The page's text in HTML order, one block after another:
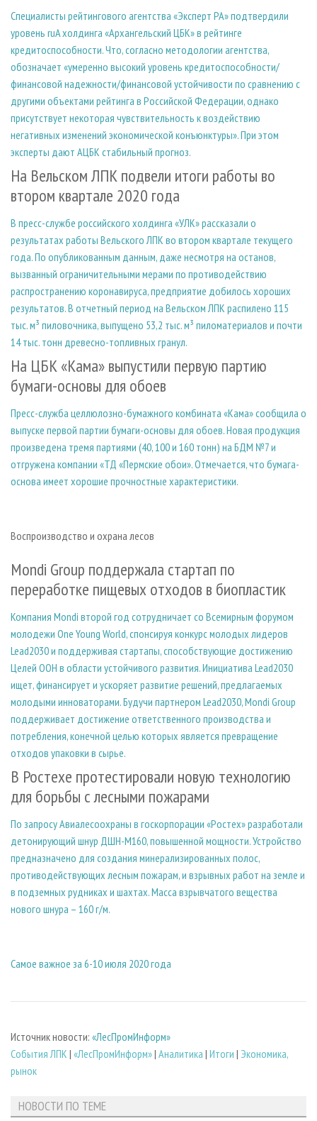
Специалисты рейтингового агентства «Эксперт РА» подтвердили
уровень ruA холдинга «Архангельский ЦБК» в рейтинге
кредитоспособности. Что, согласно методологии агентства,
обозначает «умеренно высокий уровень кредитоспособности/
финансовой надежности/финансовой устойчивости по сравнению с
другими объектами рейтинга в Российской Федерации, однако
присутствует некоторая чувствительность к воздействию
негативных изменений экономической конъюнктуры». При этом
эксперты дают АЦБК стабильный прогноз.
На Вельском ЛПК подвели итоги работы во
втором квартале 2020 года
В пресс-службе российского холдинга «УЛК» рассказали о
результатах работы Вельского ЛПК во втором квартале текущего
года. По опубликованным данным, даже несмотря на останов,
вызванный ограничительными мерами по противодействию
распространению коронавируса, предприятие добилось хороших
результатов. В отчетный период на Вельском ЛПК распилено 115
тыс. м³ пиловочника, выпущено 53,2 тыс. м³ пиломатериалов и почти
14 тыс. тонн древесно-топливных гранул.
На ЦБК «Кама» выпустили первую партию
бумаги-основы для обоев
Пресс-служба целлюлозно-бумажного комбината «Кама» сообщила о
выпуске первой партии бумаги-основы для обоев. Новая продукция
произведена тремя партиями (40, 100 и 160 тонн) на БДМ №7 и
отгружена компании «ТД «Пермские обои». Отмечается, что бумага-
основа имеет хорошие прочностные характеристики.
Воспроизводство и охрана лесов
Mondi Group поддержала стартап по
переработке пищевых отходов в биопластик
Компания Mondi второй год сотрудничает со Всемирным форумом
молодежи One Young World, спонсируя конкурс молодых лидеров
Lead2030 и поддерживая стартапы, способствующие достижению
Целей ООН в области устойчивого развития. Инициатива Lead2030
ищет, финансирует и ускоряет развитие решений, предлагаемых
молодыми инноваторами. Будучи партнером Lead2030, Mondi Group
поддерживает достижение ответственного производства и
потребления, конечной целью которых является превращение
отходов упаковки в сырье.
В Ростехе протестировали новую технологию
для борьбы с лесными пожарами
По запросу Авиалесоохраны в госкорпорации «Ростех» разработали
детонирующий шнур ДШН-М160, повышенной мощности. Устройство
предназначено для создания минерализированных полос,
противодействующих лесным пожарам, и взрывных работ на земле и
в подземных рудниках и шахтах. Масса взрывчатого вещества
нового шнура – 160 г/м.
Самое важное за 6-10 июля 2020 года
Источник новости: «ЛесПромИнформ»
Cобытия ЛПК | «ЛесПромИнформ»| Аналитика | Итоги | Экономика,
рынок
НОВОСТИ ПО ТЕМЕ